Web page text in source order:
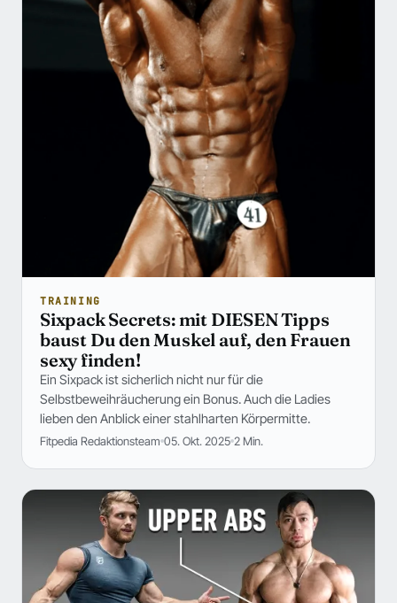
TRAINING
Sixpack Secrets: mit DIESEN Tipps
baust Du den Muskel auf, den Frauen
sexy finden!
Ein Sixpack ist sicherlich nicht nur für die
Selbstbeweihräucherung ein Bonus. Auch die Ladies
lieben den Anblick einer stahlharten Körpermitte.
Fitpedia Redaktionsteam 05. Okt. 2025 2 Min.